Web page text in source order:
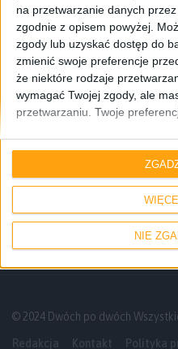
na przetwarzanie danych
zgodnie z opisem powyżej.
zgody lub uzyskać dostęp do
zmienić swoje preferencje
że niektóre rodzaje
wymagać Twojej zgody, ale
przetwarzaniu. Twoje
przycisk "Prywatność" na dole
NIE
Gry Konsole
State of Play nie
© 2024 Dwóch po dwóch
Redakcja Kontakt Polityka